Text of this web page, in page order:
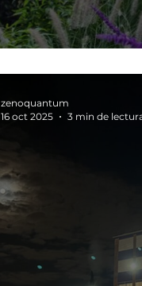
Go live
zenoquantum
16 oct 2025
3 min de